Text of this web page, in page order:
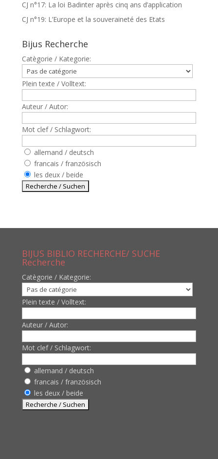
CJ n°17: La loi Badinter après cinq ans d’application
CJ n°19: L’Europe et la souveraineté des Etats
Bijus Recherche
Catègorie / Kategorie:
Plein texte / Volltext:
Auteur / Autor:
Mot clef / Schlagwort:
allemand / deutsch
francais / französisch
les deux / beide
BIJUS BIBLIO RECHERCHE/ SUCHE
Recherche
Catègorie / Kategorie:
Plein texte / Volltext:
Auteur / Autor:
Mot clef / Schlagwort:
allemand / deutsch
francais / französisch
les deux / beide